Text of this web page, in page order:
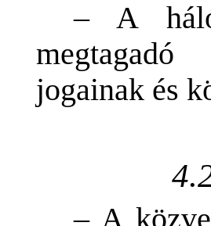
– A
jogainak és
– A